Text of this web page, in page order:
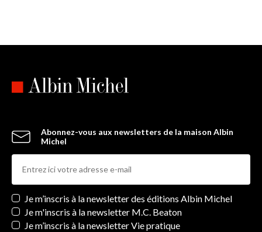
Abonnez-vous aux newsletters de la maison Albin
Michel
Newsletters
Je m’inscris à la newsletter des éditions Albin Michel
Je m'inscris à la newsletter M.C. Beaton
Je m’inscris à la newsletter Vie pratique